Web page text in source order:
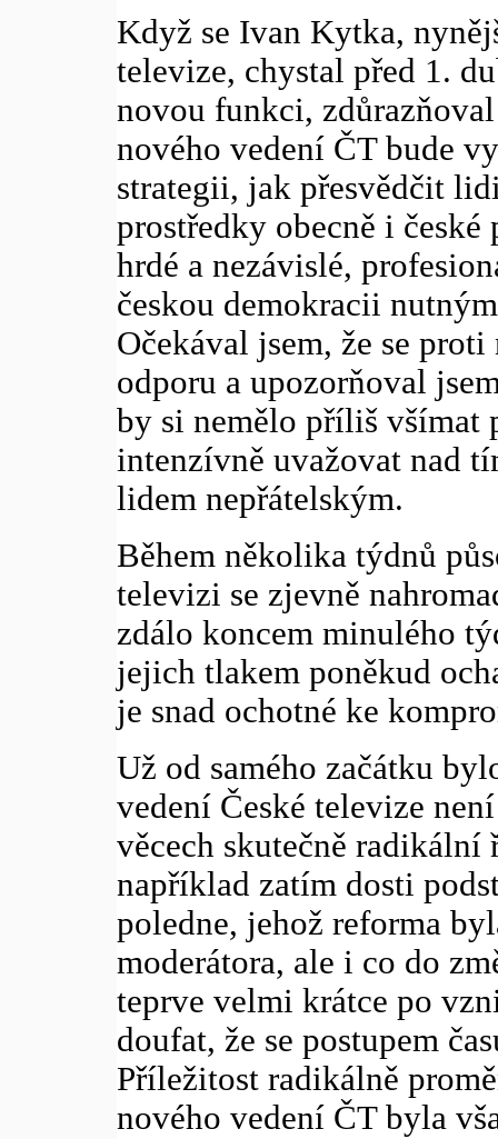
Když se Ivan Kytka,
televize, chystal před 1.
novou funkci,
nového vedení ČT bude
strategii, jak přesvědčit
prostředky obecně i
hrdé a nezávislé,
českou demokracii
Očekával jsem, že se
odporu a upozorňoval
by si nemělo příliš všímat
intenzívně uvažovat nad
lidem nepřátelským.
Během několika týdnů
televizi se zjevně
zdálo koncem minulého
jejich tlakem poněkud
je snad ochotné ke
Už od samého začátku
vedení České televize
věcech skutečně
například zatím dosti
poledne, jehož reforma
moderátora, ale i co do
teprve velmi krátce po
doufat, že se postupem
Příležitost radikálně
nového vedení ČT byla